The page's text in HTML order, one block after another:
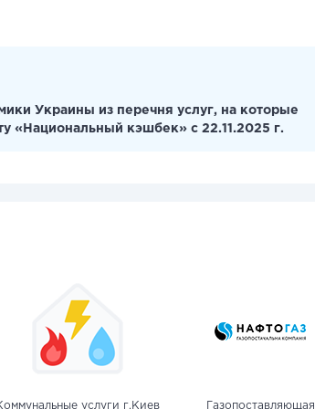
Украины из перечня услуг, на которые
«Национальный кэшбек» с 22.11.2025 г.
услуги г.Киев Газопоставляющая